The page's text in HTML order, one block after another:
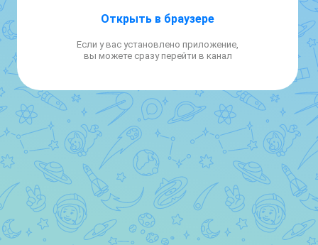
Открыть в браузере
Если у вас установлено приложение,
вы можете сразу перейти в канал